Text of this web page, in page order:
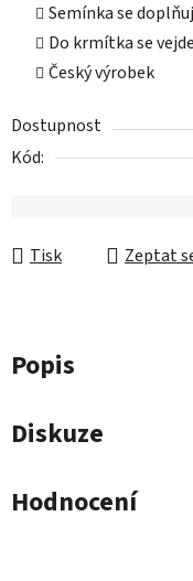
Semínka se
Do krmítka se
Český výrobek
Dostupnost
Kód:
Tisk Zeptat
Popis
Diskuze
Hodnocení